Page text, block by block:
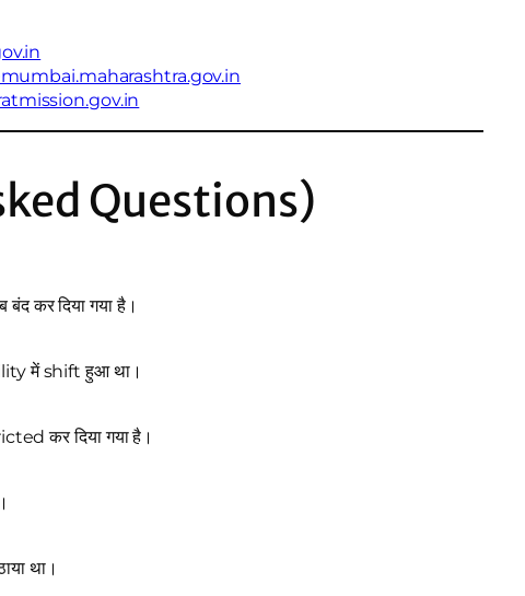
Questions)
कर दिया गया है।
में shift हुआ था।
कर दिया गया है।
था।